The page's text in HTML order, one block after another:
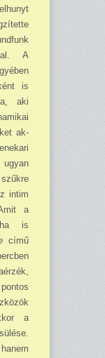
A
is
aki
ak­
intim
a
is
című
a